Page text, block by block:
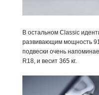
В остальном Classic
развивающим мощность 91
подвески очень
R18, и весит 365 кг.